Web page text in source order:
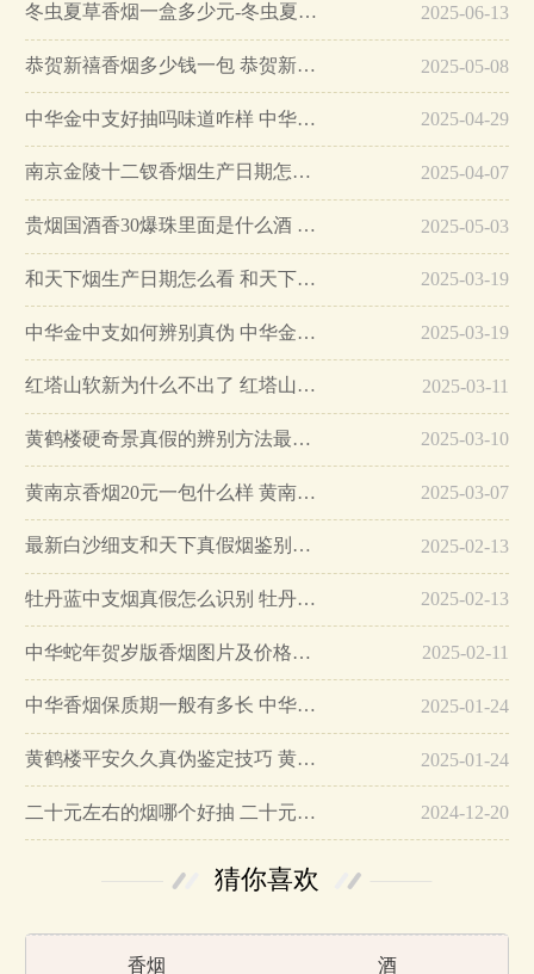
冬虫夏草香烟一盒多少元-冬虫夏草香烟一盒多少元2025最新价格… 2025-06-13
恭贺新禧香烟多少钱一包 恭贺新禧香烟价格表和图片… 2025-05-08
中华金中支好抽吗味道咋样 中华金中支口感特点介绍… 2025-04-29
南京金陵十二钗香烟生产日期怎么看 南京金陵十二钗香烟保质期… 2025-04-07
贵烟国酒香30爆珠里面是什么酒 贵烟国酒香30怎么辨别真假… 2025-05-03
和天下烟生产日期怎么看 和天下烟真假辨别方法六个方面… 2025-03-19
中华金中支如何辨别真伪 中华金中支真假烟鉴别方法… 2025-03-19
红塔山软新为什么不出了 红塔山软新烟停售原因详解… 2025-03-11
黄鹤楼硬奇景真假的辨别方法最简单版… 2025-03-10
黄南京香烟20元一包什么样 黄南京香烟真假鉴别… 2025-03-07
最新白沙细支和天下真假烟鉴别指南… 2025-02-13
牡丹蓝中支烟真假怎么识别 牡丹蓝中支烟真假鉴别带图… 2025-02-13
中华蛇年贺岁版香烟图片及价格大全… 2025-02-11
中华香烟保质期一般有多长 中华香烟保质期在哪里看的… 2025-01-24
黄鹤楼平安久久真伪鉴定技巧 黄鹤楼平安久久二维码在哪里… 2025-01-24
二十元左右的烟哪个好抽 二十元左右的香烟排行榜最新款… 2024-12-20
猜你喜欢
香烟 酒